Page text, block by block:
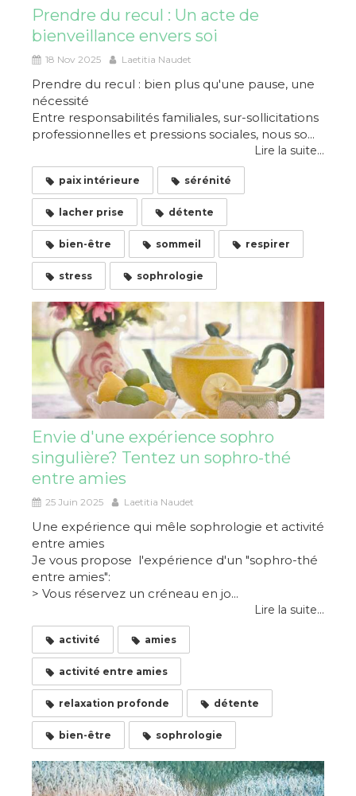
Prendre du recul : Un acte de
bienveillance envers soi
18 Nov 2025 Laetitia Naudet
Prendre du recul : bien plus qu'une pause, une
nécessité
Entre responsabilités familiales, sur-sollicitations
professionnelles et pressions sociales, nous so...
Lire la suite...
paix intérieure sérénité
lacher prise détente
bien-être sommeil respirer
stress sophrologie
Envie d'une expérience sophro
singulière? Tentez un sophro-thé
entre amies
25 Juin 2025 Laetitia Naudet
Une expérience qui mêle sophrologie et activité
entre amies
Je vous propose l'expérience d'un "sophro-thé
entre amies":
> Vous réservez un créneau en jo...
Lire la suite...
activité amies
activité entre amies
relaxation profonde détente
bien-être sophrologie